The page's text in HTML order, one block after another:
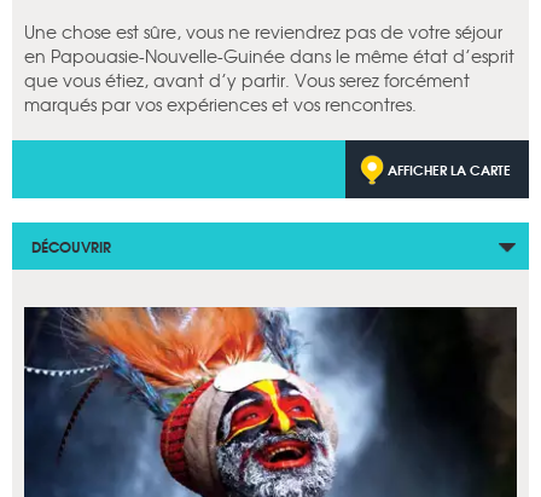
Une chose est sûre, vous ne reviendrez pas de votre séjour
en Papouasie-Nouvelle-Guinée dans le même état d’esprit
que vous étiez, avant d’y partir. Vous serez forcément
marqués par vos expériences et vos rencontres.
AFFICHER LA CARTE
DÉCOUVRIR